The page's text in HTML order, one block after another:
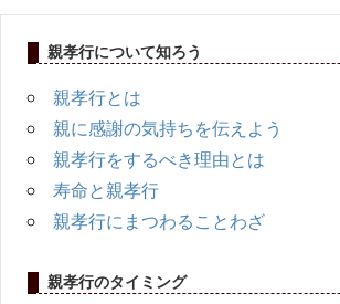
ナ
ビ
ゲ
ー
シ
ョ
ン
事:
記
事:
親孝行について知ろう
親孝行とは
親に感謝の気持ちを伝えよう
親孝行をするべき理由とは
寿命と親孝行
親孝行にまつわることわざ
親孝行のタイミング